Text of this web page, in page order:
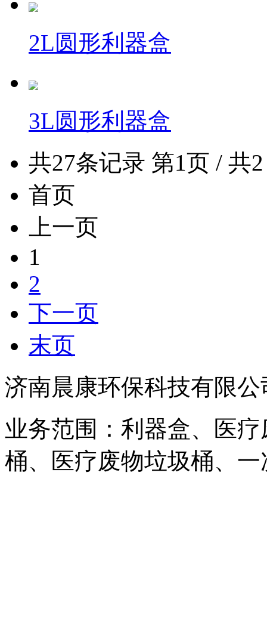
2L圆形利器盒
3L圆形利器盒
共27条记录 第1页 / 共
首页
上一页
1
2
下一页
末页
济南晨康环保科技有限公
业务范围：利器盒、医
桶、医疗废物垃圾桶、